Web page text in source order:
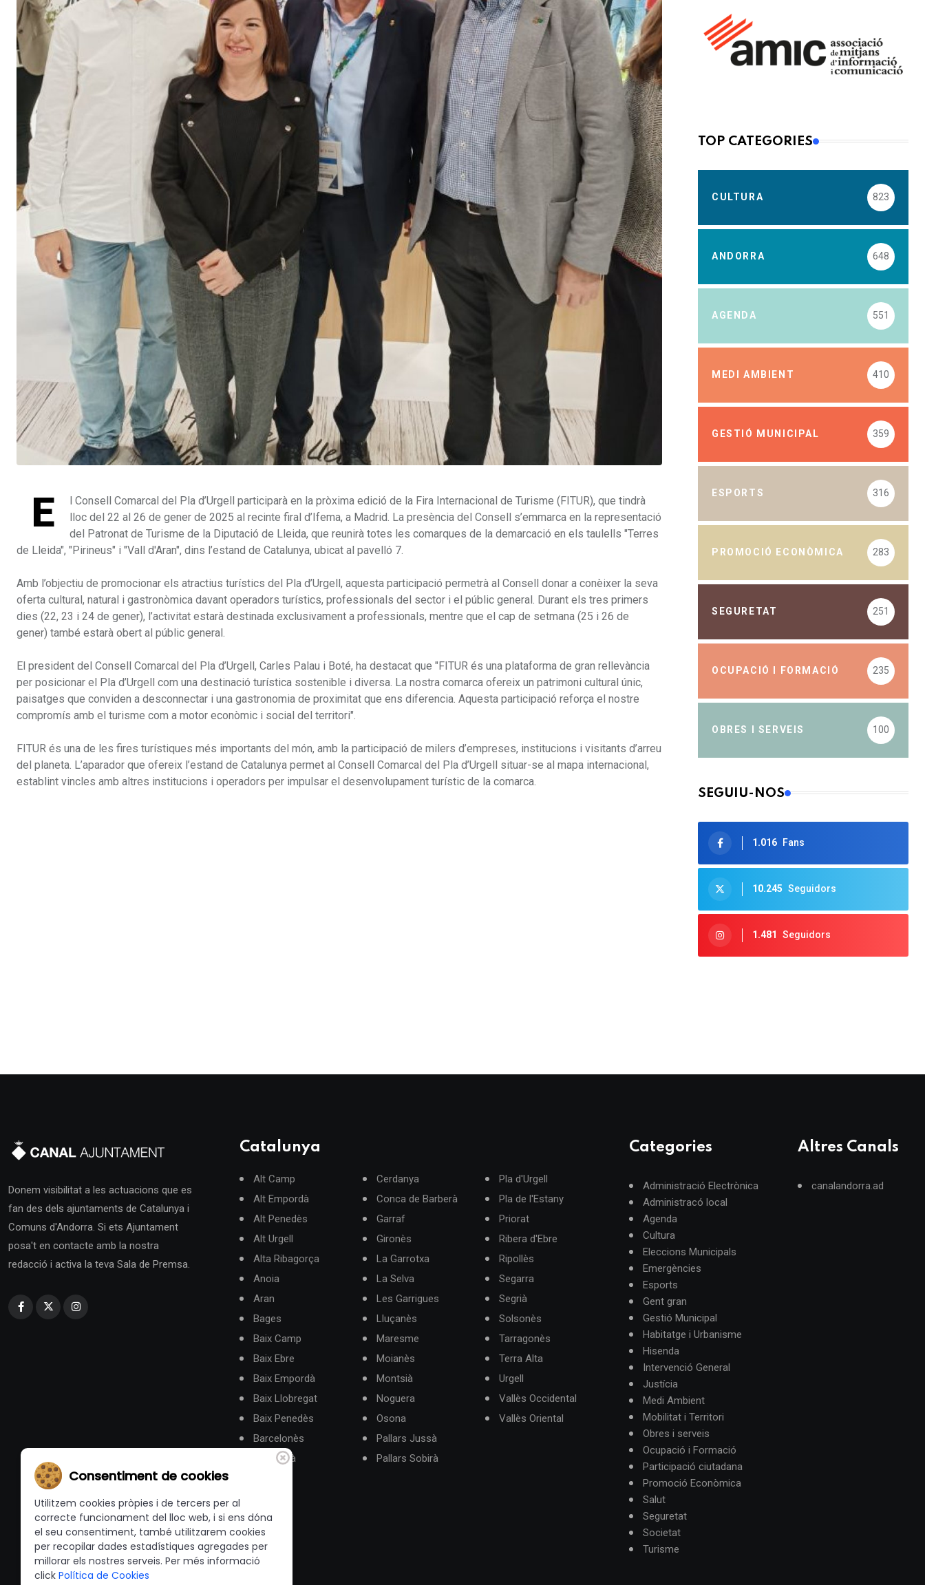
E
l Consell Comarcal del Pla d’Urgell participarà en la pròxima edició de la Fira Internacional de Turisme (FITUR), que tindrà
lloc del 22 al 26 de gener de 2025 al recinte firal d’Ifema, a Madrid. La presència del Consell s’emmarca en la representació
del Patronat de Turisme de la Diputació de Lleida, que reunirà totes les comarques de la demarcació en els taulells "Terres
de Lleida", "Pirineus" i "Vall d'Aran", dins l’estand de Catalunya, ubicat al pavelló 7.
Amb l’objectiu de promocionar els atractius turístics del Pla d’Urgell, aquesta participació permetrà al Consell donar a conèixer la seva
oferta cultural, natural i gastronòmica davant operadors turístics, professionals del sector i el públic general. Durant els tres primers
dies (22, 23 i 24 de gener), l’activitat estarà destinada exclusivament a professionals, mentre que el cap de setmana (25 i 26 de
gener) també estarà obert al públic general.
El president del Consell Comarcal del Pla d’Urgell, Carles Palau i Boté, ha destacat que "FITUR és una plataforma de gran rellevància
per posicionar el Pla d’Urgell com una destinació turística sostenible i diversa. La nostra comarca ofereix un patrimoni cultural únic,
paisatges que conviden a desconnectar i una gastronomia de proximitat que ens diferencia. Aquesta participació reforça el nostre
compromís amb el turisme com a motor econòmic i social del territori".
FITUR és una de les fires turístiques més importants del món, amb la participació de milers d’empreses, institucions i visitants d’arreu
del planeta. L’aparador que ofereix l’estand de Catalunya permet al Consell Comarcal del Pla d’Urgell situar-se al mapa internacional,
establint vincles amb altres institucions i operadors per impulsar el desenvolupament turístic de la comarca.
TOP CATEGORIES
CULTURA 823
ANDORRA 648
AGENDA 551
MEDI AMBIENT 410
GESTIÓ MUNICIPAL 359
ESPORTS 316
PROMOCIÓ ECONÒMICA 283
SEGURETAT 251
OCUPACIÓ I FORMACIÓ 235
OBRES I SERVEIS 100
SEGUIU-NOS
1.016 Fans
10.245 Seguidors
1.481 Seguidors
Donem visibilitat a les actuacions que es
fan des dels ajuntaments de Catalunya i
Comuns d'Andorra. Si ets Ajuntament
posa't en contacte amb la nostra
redacció i activa la teva Sala de Premsa.
Catalunya
Alt Camp
Alt Empordà
Alt Penedès
Alt Urgell
Alta Ribagorça
Anoia
Aran
Bages
Baix Camp
Baix Ebre
Baix Empordà
Baix Llobregat
Baix Penedès
Barcelonès
Berguedà
Cerdanya
Conca de Barberà
Garraf
Gironès
La Garrotxa
La Selva
Les Garrigues
Lluçanès
Maresme
Moianès
Montsià
Noguera
Osona
Pallars Jussà
Pallars Sobirà
Pla d'Urgell
Pla de l'Estany
Priorat
Ribera d'Ebre
Ripollès
Segarra
Segrià
Solsonès
Tarragonès
Terra Alta
Urgell
Vallès Occidental
Vallès Oriental
Categories
Administració Electrònica
Administracó local
Agenda
Cultura
Eleccions Municipals
Emergències
Esports
Gent gran
Gestió Municipal
Habitatge i Urbanisme
Hisenda
Intervenció General
Justícia
Medi Ambient
Mobilitat i Territori
Obres i serveis
Ocupació i Formació
Participació ciutadana
Promoció Econòmica
Salut
Seguretat
Societat
Turisme
Altres Canals
canalandorra.ad
Consentiment de cookies
Utilitzem cookies pròpies i de tercers per al
correcte funcionament del lloc web, i si ens dóna
el seu consentiment, també utilitzarem cookies
per recopilar dades estadístiques agregades per
millorar els nostres serveis. Per més informació
click Política de Cookies